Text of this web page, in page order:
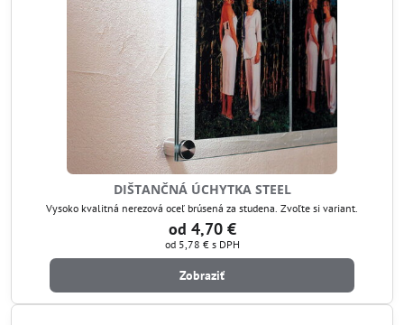
DIŠTANČNÁ ÚCHYTKA STEEL
Vysoko kvalitná nerezová oceľ brúsená za studena. Zvoľte si variant.
od 4,70 €
od 5,78 € s DPH
Zobraziť